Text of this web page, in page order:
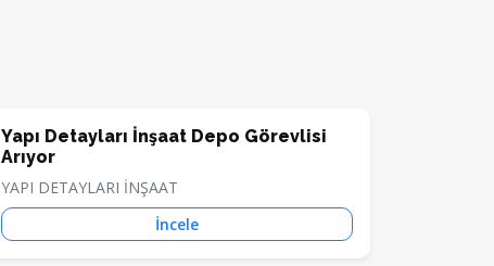
Yapı Detayları İnşaat Depo Görevlisi
Arıyor
YAPI DETAYLARI İNŞAAT
İncele